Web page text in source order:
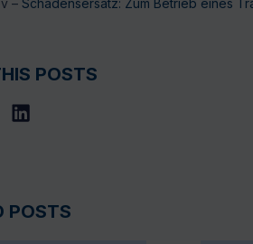
– Schadensersatz: Zum Betrieb eines
POSTS
POSTS